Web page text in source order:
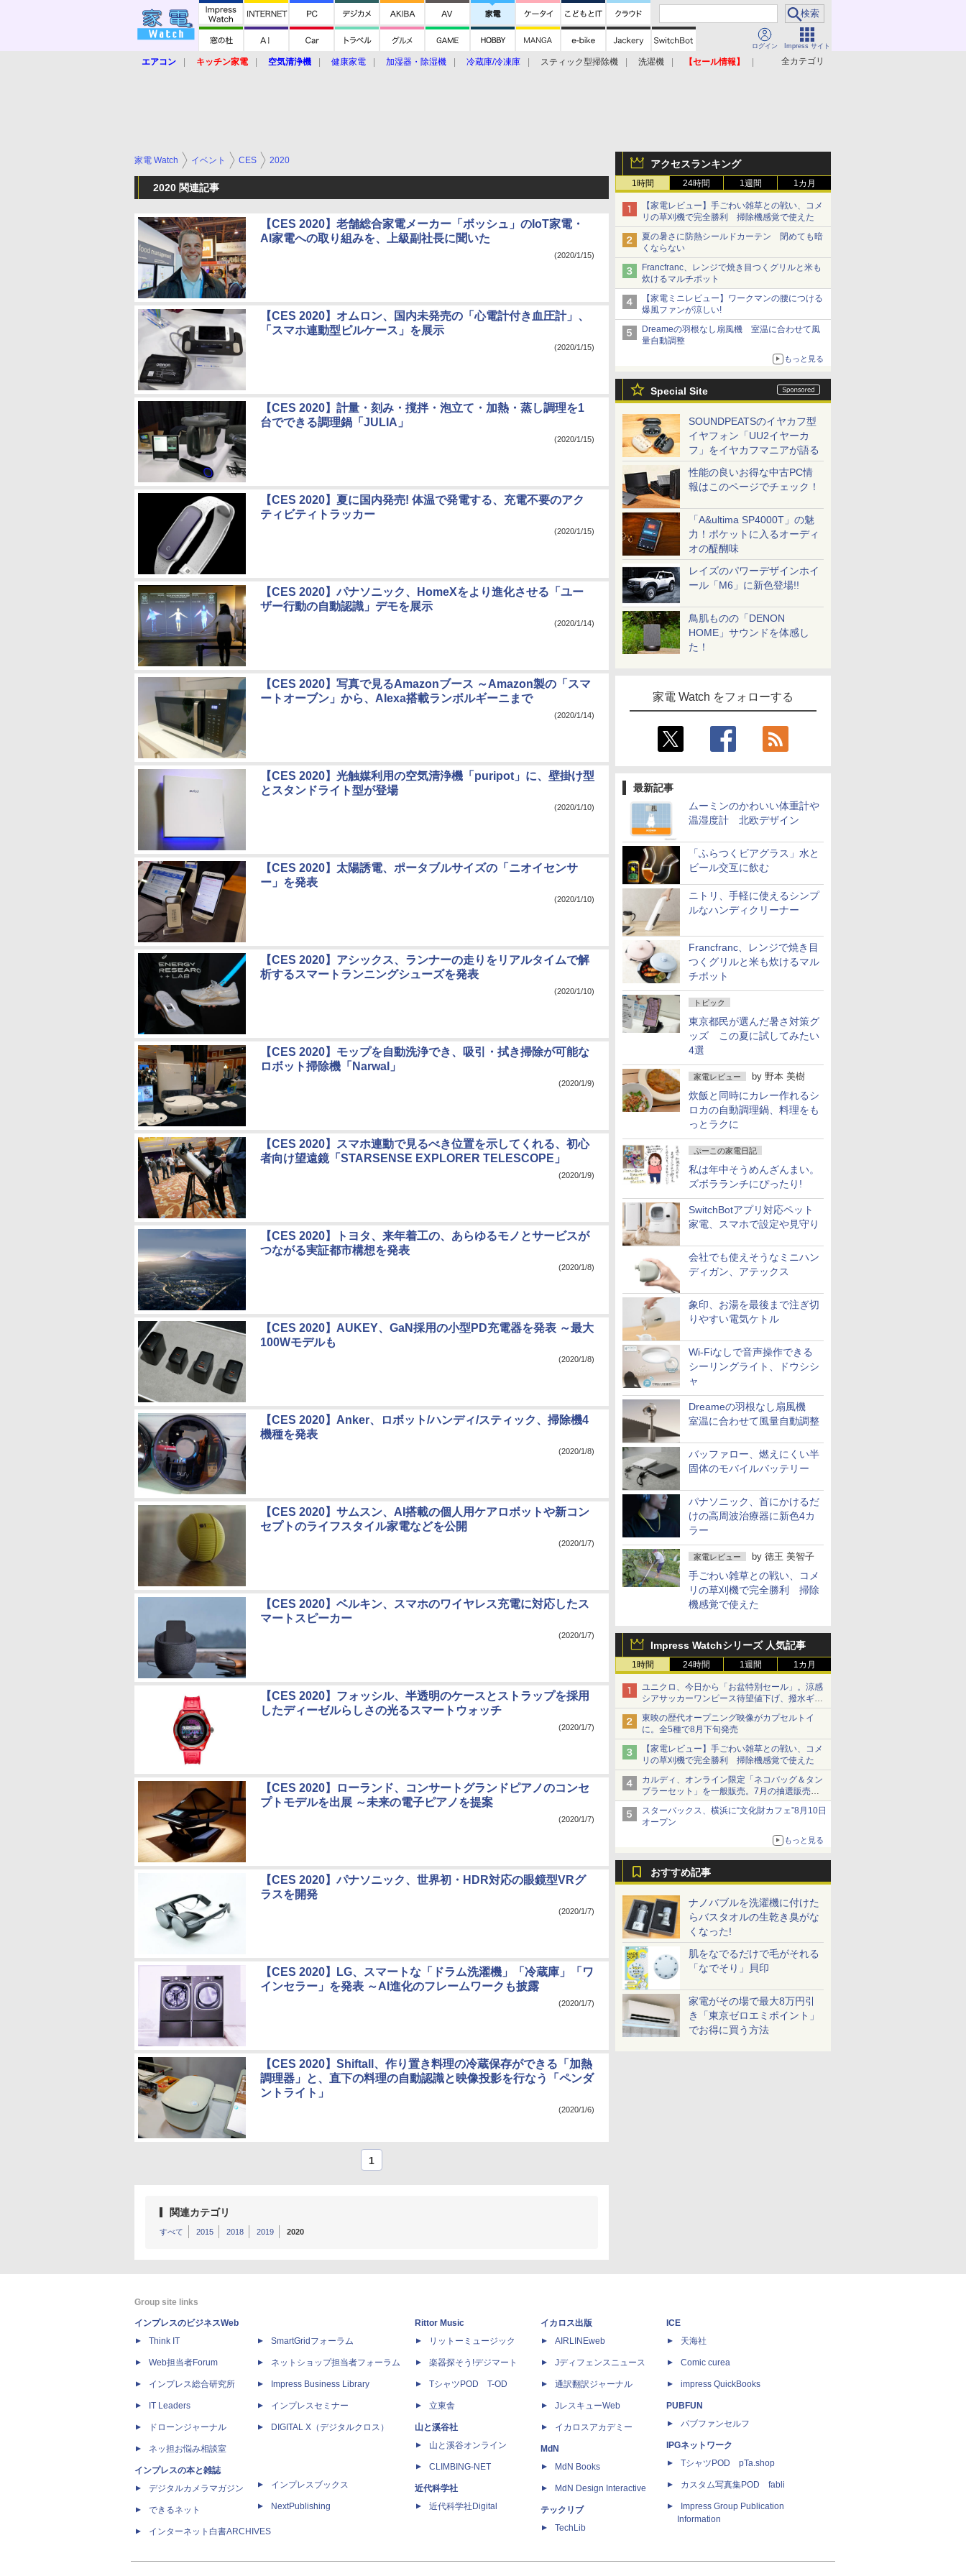
ログイン Impress サイト
全カテゴリ
エアコン キッチン家電 空気清浄機 健康家電 加湿器・除湿機 冷蔵庫/冷凍庫 スティック型掃除機 洗濯機
【セール情報】
アクセスランキング
1時間 24時間 1週間 1カ月
【家電レビュー】手ごわい雑草との戦い、コメ
リの草刈機で完全勝利 掃除機感覚で使えた
夏の暑さに防熱シールドカーテン 閉めても暗
くならない
Francfranc、レンジで焼き目つくグリルと米も
炊けるマルチポット
【家電ミニレビュー】ワークマンの腰につける
爆風ファンが涼しい!
Dreameの羽根なし扇風機 室温に合わせて風
量自動調整
もっと見る
Special Site
SOUNDPEATSのイヤカフ型
イヤフォン「UU2イヤーカ
フ」をイヤカフマニアが語る
性能の良いお得な中古PC情
報はこのページでチェック！
「A&ultima SP4000T」の魅
力！ポケットに入るオーディ
オの醍醐味
レイズのパワーデザインホイ
ール「M6」に新色登場!!
鳥肌ものの「DENON
HOME」サウンドを体感し
た！
家電 Watch をフォローする
最新記事
ムーミンのかわいい体重計や
温湿度計 北欧デザイン
「ふらつくビアグラス」水と
ビール交互に飲む
ニトリ、手軽に使えるシンプ
ルなハンディクリーナー
Francfranc、レンジで焼き目
つくグリルと米も炊けるマル
チポット
トピック
東京都民が選んだ暑さ対策グ
ッズ この夏に試してみたい
4選
家電レビュー by 野本 美樹
炊飯と同時にカレー作れるシ
ロカの自動調理鍋、料理をも
っとラクに
ぷーこの家電日記
私は年中そうめんざんまい。
ズボラランチにぴったり!
SwitchBotアプリ対応ペット
家電、スマホで設定や見守り
会社でも使えそうなミニハン
ディガン、アテックス
象印、お湯を最後まで注ぎ切
りやすい電気ケトル
Wi-Fiなしで音声操作できる
シーリングライト、ドウシシ
ャ
Dreameの羽根なし扇風機
室温に合わせて風量自動調整
バッファロー、燃えにくい半
固体のモバイルバッテリー
パナソニック、首にかけるだ
けの高周波治療器に新色4カ
ラー
家電レビュー by 徳王 美智子
手ごわい雑草との戦い、コメ
リの草刈機で完全勝利 掃除
機感覚で使えた
Impress Watchシリーズ 人気記事
1時間 24時間 1週間 1カ月
ユニクロ、今日から「お盆特別セール」。涼感
シアサッカーワンピース待望値下げ、撥水ギア
ショーツは1990円に
東映の歴代オープニング映像がカプセルトイ
に。全5種で8月下旬発売
【家電レビュー】手ごわい雑草との戦い、コメ
リの草刈機で完全勝利 掃除機感覚で使えた
カルディ、オンライン限定「ネコバッグ＆タン
ブラーセット」を一般販売。7月の抽選販売の
当選無効分
スターバックス、横浜に“文化財カフェ”8月10日
オープン
もっと見る
おすすめ記事
ナノバブルを洗濯機に付けた
らバスタオルの生乾き臭がな
くなった!
肌をなでるだけで毛がそれる
「なでそり」貝印
家電がその場で最大8万円引
き「東京ゼロエミポイント」
でお得に買う方法
家電 Watch イベント CES 2020
2020 関連記事
【CES 2020】老舗総合家電メーカー「ボッシュ」のIoT家電・
AI家電への取り組みを、上級副社長に聞いた
(2020/1/15)
【CES 2020】オムロン、国内未発売の「心電計付き血圧計」、
「スマホ連動型ピルケース」を展示
(2020/1/15)
【CES 2020】計量・刻み・撹拌・泡立て・加熱・蒸し調理を1
台でできる調理鍋「JULIA」
(2020/1/15)
【CES 2020】夏に国内発売! 体温で発電する、充電不要のアク
ティビティトラッカー
(2020/1/15)
【CES 2020】パナソニック、HomeXをより進化させる「ユー
ザー行動の自動認識」デモを展示
(2020/1/14)
【CES 2020】写真で見るAmazonブース ～Amazon製の「スマ
ートオーブン」から、Alexa搭載ランボルギーニまで
(2020/1/14)
【CES 2020】光触媒利用の空気清浄機「puripot」に、壁掛け型
とスタンドライト型が登場
(2020/1/10)
【CES 2020】太陽誘電、ポータブルサイズの「ニオイセンサ
ー」を発表
(2020/1/10)
【CES 2020】アシックス、ランナーの走りをリアルタイムで解
析するスマートランニングシューズを発表
(2020/1/10)
【CES 2020】モップを自動洗浄でき、吸引・拭き掃除が可能な
ロボット掃除機「Narwal」
(2020/1/9)
【CES 2020】スマホ連動で見るべき位置を示してくれる、初心
者向け望遠鏡「STARSENSE EXPLORER TELESCOPE」
(2020/1/9)
【CES 2020】トヨタ、来年着工の、あらゆるモノとサービスが
つながる実証都市構想を発表
(2020/1/8)
【CES 2020】AUKEY、GaN採用の小型PD充電器を発表 ～最大
100Wモデルも
(2020/1/8)
【CES 2020】Anker、ロボット/ハンディ/スティック、掃除機4
機種を発表
(2020/1/8)
【CES 2020】サムスン、AI搭載の個人用ケアロボットや新コン
セプトのライフスタイル家電などを公開
(2020/1/7)
【CES 2020】ベルキン、スマホのワイヤレス充電に対応したス
マートスピーカー
(2020/1/7)
【CES 2020】フォッシル、半透明のケースとストラップを採用
したディーゼルらしさの光るスマートウォッチ
(2020/1/7)
【CES 2020】ローランド、コンサートグランドピアノのコンセ
プトモデルを出展 ～未来の電子ピアノを提案
(2020/1/7)
【CES 2020】パナソニック、世界初・HDR対応の眼鏡型VRグ
ラスを開発
(2020/1/7)
【CES 2020】LG、スマートな「ドラム洗濯機」「冷蔵庫」「ワ
インセラー」を発表 ～AI進化のフレームワークも披露
(2020/1/7)
【CES 2020】Shiftall、作り置き料理の冷蔵保存ができる「加熱
調理器」と、直下の料理の自動認識と映像投影を行なう「ペンダ
ントライト」
(2020/1/6)
1
関連カテゴリ
すべて 2015 2018 2019 2020
Group site links
インプレスのビジネスWeb
Think IT
Web担当者Forum
インプレス総合研究所
IT Leaders
ドローンジャーナル
ネッ担お悩み相談室
インプレスの本と雑誌
デジタルカメラマガジン
できるネット
インターネット白書ARCHIVES
SmartGridフォーラム
ネットショップ担当者フォーラム
Impress Business Library
インプレスセミナー
DIGITAL X（デジタルクロス）
インプレスブックス
NextPublishing
Rittor Music
リットーミュージック
楽器探そう!デジマート
TシャツPOD T-OD
立東舎
山と溪谷社
山と溪谷オンライン
CLIMBING-NET
近代科学社
近代科学社Digital
イカロス出版
AIRLINEweb
Jディフェンスニュース
通訳翻訳ジャーナル
JレスキューWeb
イカロスアカデミー
MdN
MdN Books
MdN Design Interactive
テックリブ
TechLib
ICE
天海社
Comic curea
impress QuickBooks
PUBFUN
パブファンセルフ
IPGネットワーク
TシャツPOD pTa.shop
カスタム写真集POD fabli
Impress Group Publication
Information